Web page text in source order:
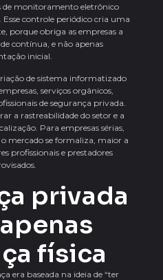
de monitoramento eletrônico
controle periódico cria uma
porque obriga as empresas a
contínua, e não apenas
inicial.
de sistema informatizado
serviços orgânicos,
de segurança privada.
a rastreabilidade do setor e a
Para empresas sérias,
mercado se formaliza, maior a
profissionais e prestadores
privada
física
era baseada na ideia de “ter